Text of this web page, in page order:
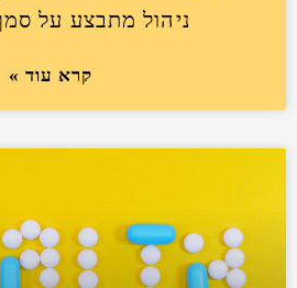
ניהול מתבצע על
קרא עוד »